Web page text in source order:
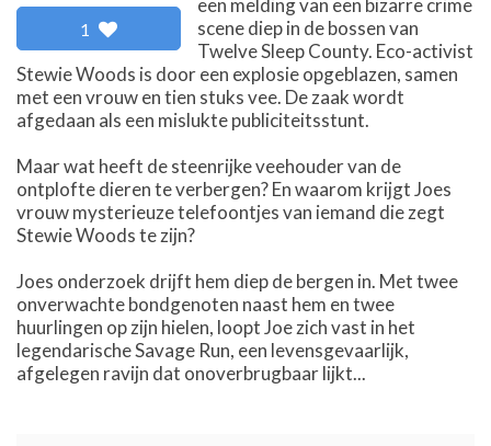
1
een melding van een bizarre crime
scene diep in de bossen van
Twelve Sleep County. Eco-activist
Stewie Woods is door een explosie opgeblazen, samen
met een vrouw en tien stuks vee. De zaak wordt
afgedaan als een mislukte publiciteitsstunt.
Maar wat heeft de steenrijke veehouder van de
ontplofte dieren te verbergen? En waarom krijgt Joes
vrouw mysterieuze telefoontjes van iemand die zegt
Stewie Woods te zijn?
Joes onderzoek drijft hem diep de bergen in. Met twee
onverwachte bondgenoten naast hem en twee
huurlingen op zijn hielen, loopt Joe zich vast in het
legendarische Savage Run, een levensgevaarlijk,
afgelegen ravijn dat onoverbrugbaar lijkt...